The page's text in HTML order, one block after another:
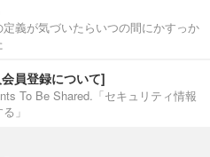
義が気づいたらいつの間にかすっか
員登録について]
To Be Shared.「セキュリティ情報
」